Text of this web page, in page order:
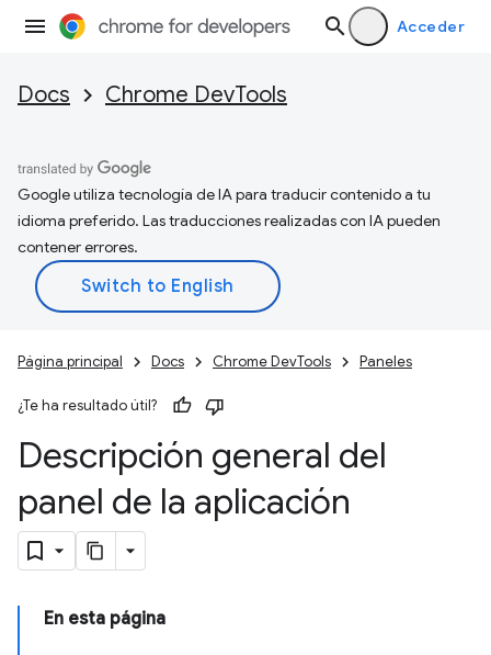
Acceder
Docs Chrome DevTools
Google utiliza tecnología de IA para traducir contenido a tu
idioma preferido. Las traducciones realizadas con IA pueden
contener errores.
Página principal Docs Chrome DevTools Paneles
¿Te ha resultado útil?
Descripción general del
panel de la aplicación
En esta página